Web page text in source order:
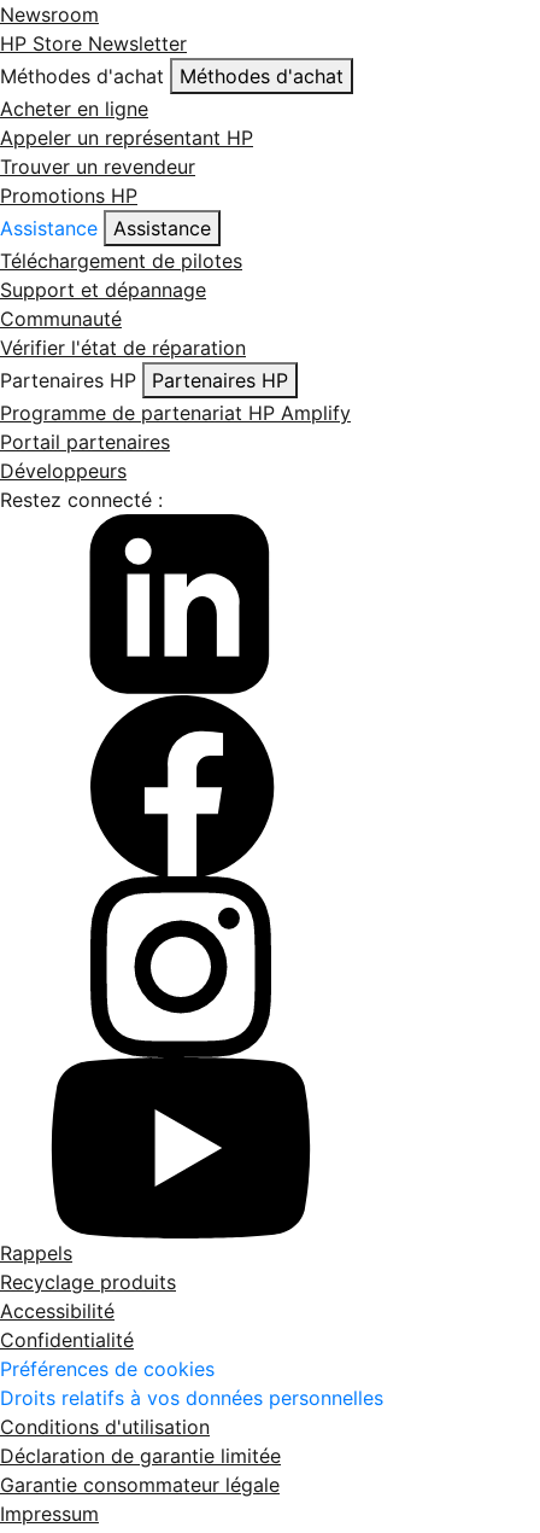
Newsroom
HP Store Newsletter
Méthodes d'achat
Méthodes d'achat
Acheter en ligne
Appeler un représentant HP
Trouver un revendeur
Promotions HP
Assistance
Assistance
Téléchargement de pilotes
Support et dépannage
Communauté
Vérifier l'état de réparation
Partenaires HP
Partenaires HP
Programme de partenariat HP Amplify
Portail partenaires
Développeurs
Restez connecté :
Rappels
Recyclage produits
Accessibilité
Confidentialité
Préférences de cookies
Droits relatifs à vos données personnelles
Conditions d'utilisation
Déclaration de garantie limitée
Garantie consommateur légale
Impressum